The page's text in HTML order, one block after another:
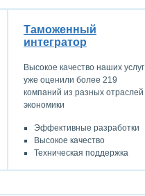
Таможенный
интегратор
Высокое качество наших услуг
уже оценили более 219
компаний из разных отраслей
экономики
Эффективные разработки
Высокое качество
Техническая поддержка